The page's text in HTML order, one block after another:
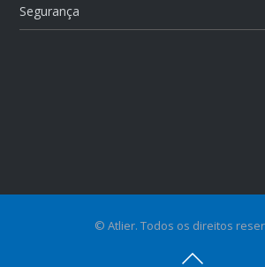
Segurança
© Atlier. Todos os direitos